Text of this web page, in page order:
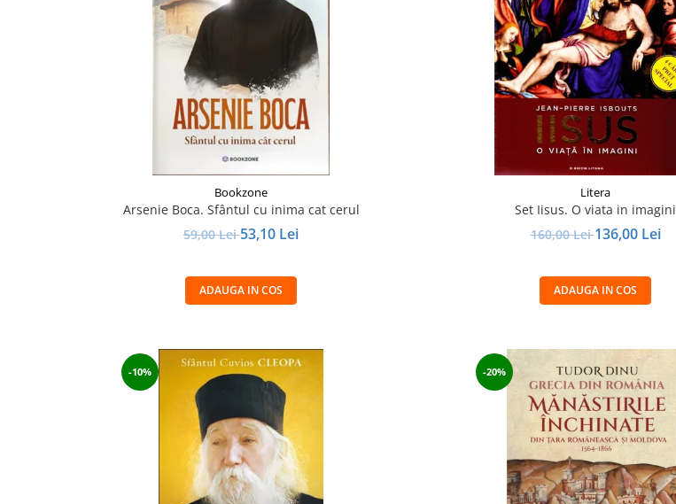
Bookzone
Arsenie Boca. Sfântul cu inima cat cerul
59,00 Lei53,10 Lei
ADAUGA IN COS
Litera
Set Iisus. O viata in imagini
160,00 Lei136,00 Lei
ADAUGA IN COS
-10% -20%